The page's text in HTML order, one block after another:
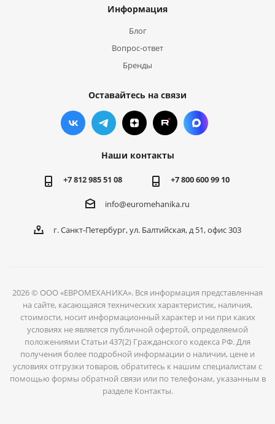
Информация
Блог
Вопрос-ответ
Бренды
Оставайтесь на связи
Наши контакты
+7 812 985 51 08 +7 800 600 99 10
info@euromehanika.ru
г. Санкт-Петербург, ул. Балтийская, д 51, офис 303
2026 © ООО «ЕВРОМЕХАНИКА». Вся информация представленная
на сайте, касающаяся технических характеристик, наличия,
стоимости, носит информационный характер и ни при каких
условиях не является публичной офертой, определяемой
положениями Статьи 437(2) Гражданского кодекса РФ. Для
получения более подробной информации о наличии, цене и
условиях отгрузки товаров, обратитесь к нашим специалистам с
помощью формы обратной связи или по телефонам, указанным в
разделе Контакты.